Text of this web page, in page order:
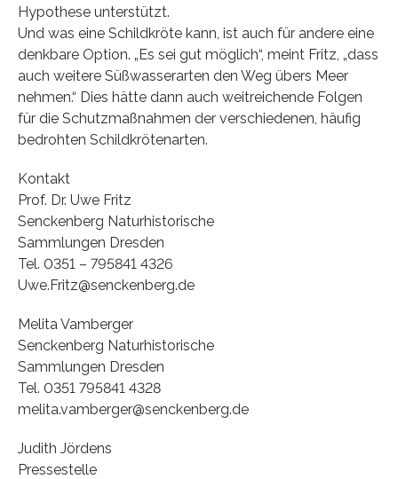
Hypothese unterstützt.
Und was eine Schildkröte kann, ist auch für andere eine
denkbare Option. „Es sei gut möglich“, meint Fritz, „dass
auch weitere Süßwasserarten den Weg übers Meer
nehmen.“ Dies hätte dann auch weitreichende Folgen
für die Schutzmaßnahmen der verschiedenen, häufig
bedrohten Schildkrötenarten.
Kontakt
Prof. Dr. Uwe Fritz
Senckenberg Naturhistorische
Sammlungen Dresden
Tel. 0351 – 795841 4326
Uwe.Fritz@senckenberg.de
Melita Vamberger
Senckenberg Naturhistorische
Sammlungen Dresden
Tel. 0351 795841 4328
melita.vamberger@senckenberg.de
Judith Jördens
Pressestelle